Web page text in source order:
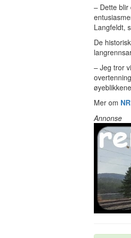
– Dette blir
Langfeldt,
De
– Jeg tror
Mer om
Annonse